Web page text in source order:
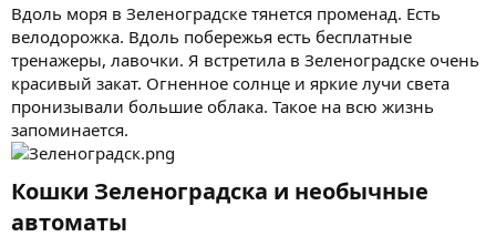
Вдоль моря в Зеленоградске тянется променад. Есть
велодорожка. Вдоль побережья есть бесплатные
тренажеры, лавочки. Я встретила в Зеленоградске очень
красивый закат. Огненное солнце и яркие лучи света
пронизывали большие облака. Такое на всю жизнь
запоминается.
Кошки Зеленоградска и необычные
автоматы​